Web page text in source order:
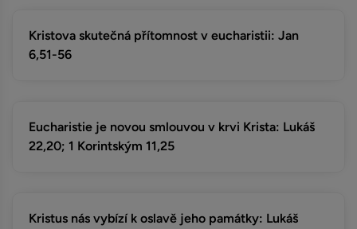
Kristova skutečná přítomnost v eucharistii: Jan
6,51-56
Eucharistie je novou smlouvou v krvi Krista: Lukáš
22,20; 1 Korintským 11,25
Kristus nás vybízí k oslavě jeho památky: Lukáš